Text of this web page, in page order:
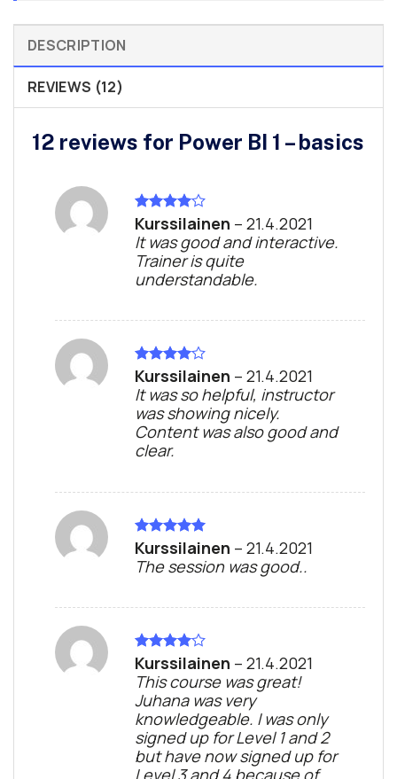
DESCRIPTION
REVIEWS (12)
12 reviews for Power BI 1 – basics
Rated4
out of 5
Kurssilainen – 21.4.2021
It was good and interactive.
Trainer is quite
understandable.
Rated4
out of 5
Kurssilainen – 21.4.2021
It was so helpful, instructor
was showing nicely.
Content was also good and
clear.
Rated5
out of 5
Kurssilainen – 21.4.2021
The session was good..
Rated4
out of 5
Kurssilainen – 21.4.2021
This course was great!
Juhana was very
knowledgeable. I was only
signed up for Level 1 and 2
but have now signed up for
Level 3 and 4 because of